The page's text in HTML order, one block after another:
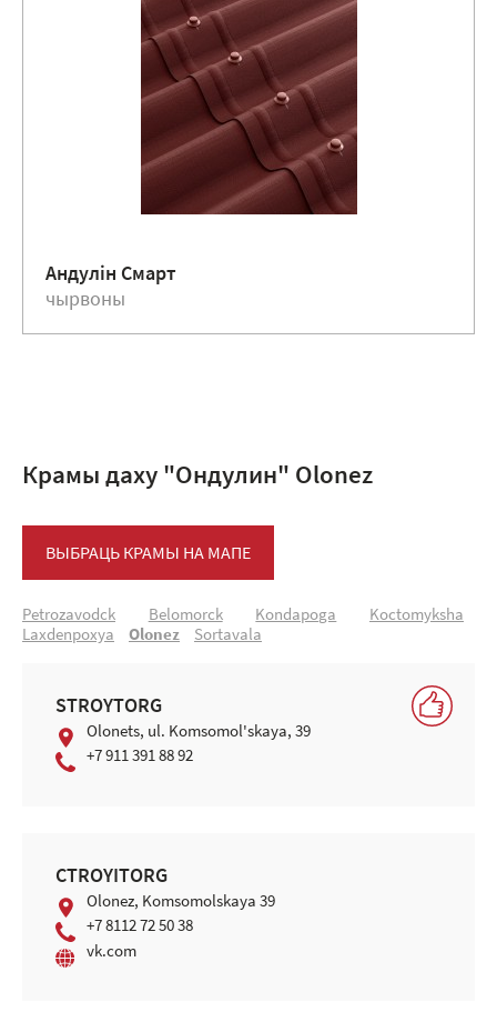
Андулiн Смарт
чырвоны
Крамы даху "Ондулин" Оlоnez
ВЫБРАЦЬ КРАМЫ НА МАПЕ
Petrоzavоdck Belоmоrck Kоndapоga
Kоctоmуksha
Laхdenpохya
Оlоnez Sortavala
STROYTORG
Olonets, ul. Komsomol'skaya, 39
+7 911 391 88 92
СTROYITORG
Оlоnez, Komsomolskaya 39
+7 8112 72 50 38
vk.com